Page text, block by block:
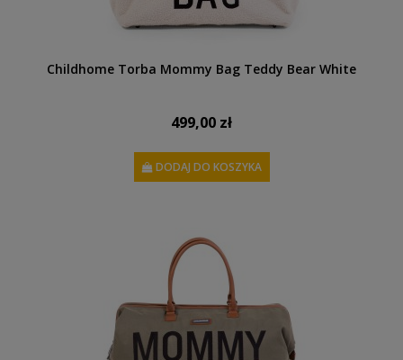
Childhome Torba Mommy Bag Teddy Bear White
499,00 zł
DODAJ DO KOSZYKA